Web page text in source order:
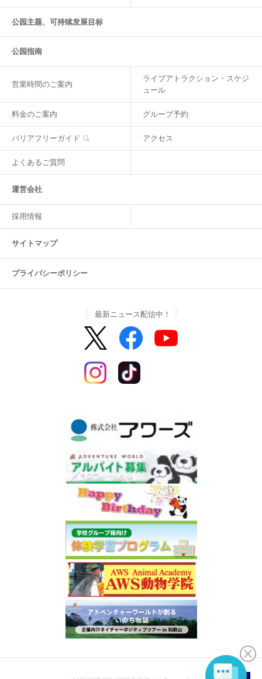
公园主题、可持续发展目标
公园指南
営業時間のご案内
ライブアトラクション・スケジ
ュール
料金のご案内 グループ予約
バリアフリーガイド アクセス
よくあるご質問
運営会社
採用情報
サイトマップ
プライバシーポリシー
最新ニュース配信中！